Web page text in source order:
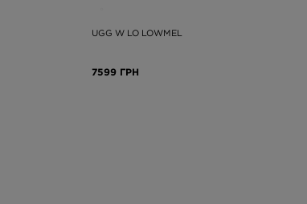
UGG W LO LOWMEL
7599 ГРН